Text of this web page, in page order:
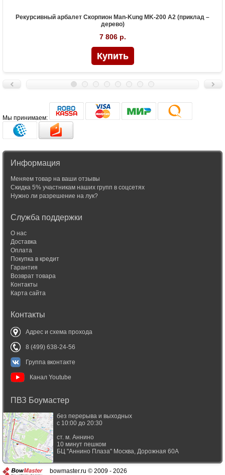
Рекурсивный арбалет Скорпион Man-Kung MK-200 A2 (приклад –
дерево)
7 806 р.
Мы принимаем:
Информация
Меняем товар на ваши отзывы
Скидка 5% участникам наших групп в соцсетях
Нужно ли разрешение на лук?
Служба поддержки
О нас
Доставка
Оплата
Покупка в кредит
Гарантия
Возврат товара
Контакты
Карта сайта
Контакты
Адрес и схема прохода
8 (499) 638-24-56
Группа вконтакте
Канал Youtube
ПВЗ Боумастер
без перерыва и выходных
с 10:00 до 20:30
ст. м. Аннино
10 минут пешком
БЦ "Аннино Плаза" Москва, Дорожная 60А
bowmaster.ru © 2009 - 2026